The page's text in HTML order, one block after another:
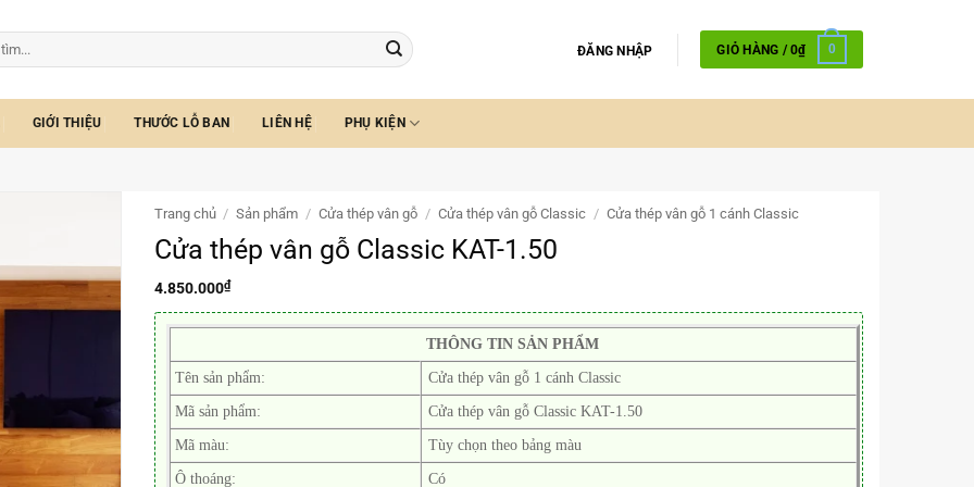
ĐĂNG NHẬP GIỎ HÀNG /0₫ 0
GIỚI THIỆU THƯỚC LỖ BAN LIÊN HỆ PHỤ KIỆN
Trang chủ / Sản phẩm / Cửa thép vân gỗ / Cửa thép vân gỗ Classic / Cửa thép vân gỗ 1 cánh Classic
Cửa thép vân gỗ Classic KAT-1.50
4.850.000₫
THÔNG TIN SẢN PHẨM
Tên sản phẩm: Cửa thép vân gỗ 1 cánh Classic
Mã sản phẩm: Cửa thép vân gỗ Classic KAT-1.50
Mã màu: Tùy chọn theo bảng màu
Ô thoáng: Có